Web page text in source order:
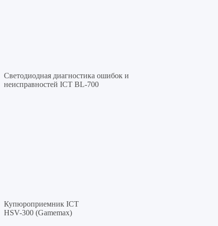
Светодиодная диагностика ошибок и
неисправностей ICT BL-700
Купюроприемник ICT
HSV-300 (Gamemax)